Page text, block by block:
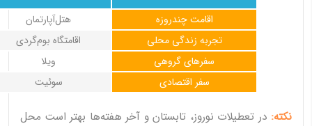
هتل‌آپارتمان
اقامت چندروزه
اقامتگاه بوم‌گردی
تجربه زندگی محلی
ویلا
سفرهای گروهی
سوئیت
سفر اقتصادی
نکته: در تعطیلات نوروز، تابستان و آخر هفته‌ها بهتر است محل